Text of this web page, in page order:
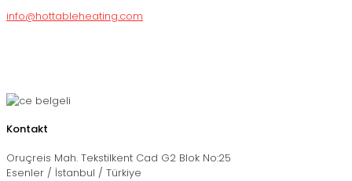
info@hottableheating.com
Kontakt
Oruçreis Mah. Tekstilkent Cad G2 Blok No:25
Esenler / İstanbul / Türkiye